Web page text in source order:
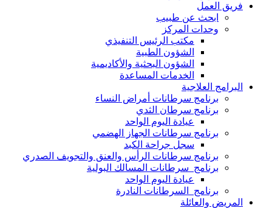
فريق العمل
ابحث عن طبيب
وحدات المركز
مكتب الرئيس التنفيذي
الشؤون الطبية
الشؤون البحثية والأكاديمية
الخدمات المساعدة
البرامج العلاجية
برنامج سرطانات أمراض النساء
برنامج سرطان الثدي
عيادة اليوم الواحد
برنامج سرطانات الجهاز الهضمي
سجل جراحة الكبد
برنامج سرطانات الرأس والعنق والتجويف الصدري
برنامج سرطانات المسالك البولية
عيادة اليوم الواحد
برنامج السرطانات النادرة
المريض والعائلة